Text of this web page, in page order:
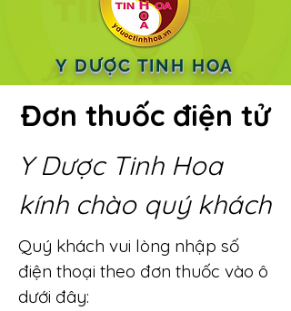
Y DƯỢC TINH HOA
Đơn thuốc điện tử
Y Dược Tinh Hoa
kính chào quý khách
Quý khách vui lòng nhập số
điện thoại theo đơn thuốc vào ô
dưới đây: